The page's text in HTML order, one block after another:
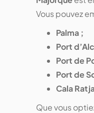
Vous pouvez
Palma ;
Port
Port de
Port de
Cala
Que vous